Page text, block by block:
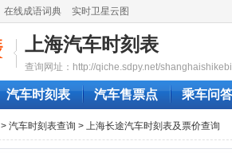
在线成语词典 实时卫星云图
上海汽车时刻表
查询网址：http://qiche.sdpy.net/
汽车时刻表 汽车售票点 乘车问答
> 汽车时刻表查询 > 上海长途汽车时刻表及票价查询